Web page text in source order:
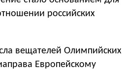
российских
вещателей Олимпийских
Европейскому